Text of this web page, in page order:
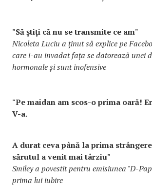
"Să ştiţi că nu se transmite ce am"
Nicoleta Luciu a ținut să explice pe
care i-au invadat fața se datorează unei
hormonale și sunt inofensive
"Pe maidan am scos-o prima oară!
V-a.
A durat ceva până la prima
sărutul a venit mai târziu"
Smiley a povestit pentru emisiunea "D-
prima lui iubire